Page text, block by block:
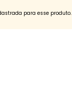
para esse produto.